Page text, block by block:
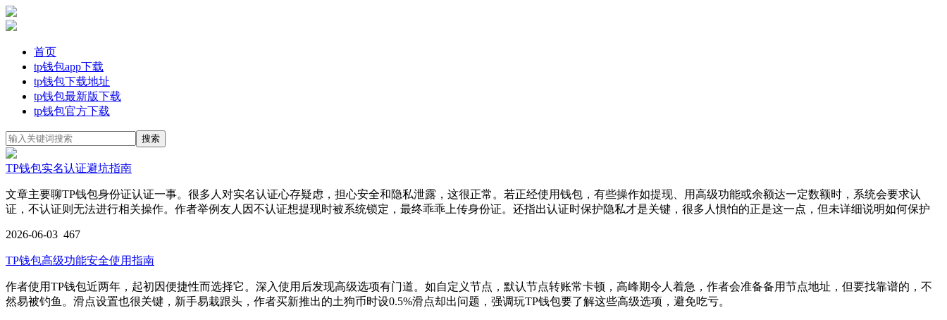
首页
tp钱包app下载
tp钱包下载地址
tp钱包最新版下载
tp钱包官方下载
TP钱包实名认证避坑指南
文章主要聊TP钱包身份证认证一事。很多人对实名认证心存疑虑，担心安全和隐私泄露，这很正常。若正经使用钱包，有些操作如提现、用高级功能或余额达一定数额时，系统会要求认
证，不认证则无法进行相关操作。作者举例友人因不认证想提现时被系统锁定，最终乖乖上传身份证。还指出认证时保护隐私才是关键，很多人惧怕的正是这一点，但未详细说明如何保护
2026-06-03 467
TP钱包高级功能安全使用指南
作者使用TP钱包近两年，起初因便捷性而选择它。深入使用后发现高级选项有门道。如自定义节点，默认节点转账常卡顿，高峰期令人着急，作者会准备备用节点地址，但要找靠谱的，不
然易被钓鱼。滑点设置也很关键，新手易栽跟头，作者买新推出的土狗币时设0.5%滑点却出问题，强调玩TP钱包要了解这些高级选项，避免吃亏。